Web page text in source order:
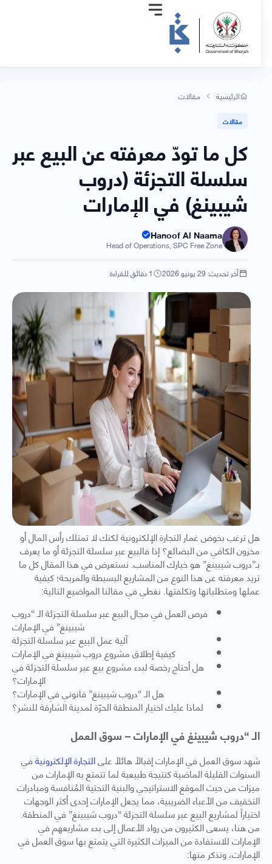
الرئيسية مقالات
مقالات
كل ما تودّ معرفته عن البيع عبر
سلسلة التجزئة (دروب
شيبينغ) في الإمارات
Hanoof Al Naama
Head of Operations, SPC Free Zone
1 دقائق للقراءة آخر تحديث: 29 يونيو 2026
هل ترغب بخوض غمار التجارة الإلكترونية لكنك لا تمتلك رأس المال أو
مخزون الكافي من البضائع؟ إذا فالبيع عبر سلسلة التجزئة أو ما يعرف
بـ”دروب شيبينغ” هو خيارك المناسب. نستعرض في هذا المقال كل ما
تريد معرفته عن هذا النوع من المشاريع البسيطة والمربحة؛ كيفية
عملها ومتطلباتها وتكلفتها. نغطي في مقالنا المواضيع التالية:
فرص العمل في مجال البيع عبر سلسلة التجزئة الـ “دروب
شيبينغ” في الإمارات
آلية عمل البيع عبر سلسلة التجزئة
كيفية إطلاق مشروع دروب شيبينغ في الإمارات
هل أحتاج رخصة لبدء مشروع بيع عبر سلسلة التجزئة في
الإمارات؟
هل الـ “دروب شيبينغ” قانوني في الإمارات؟
لماذا عليك اختيار المنطقة الحرّة لمدينة الشارقة للنشر؟
الـ “دروب شيبينغ في الإمارات – سوق العمل
شهد سوق العمل في الإمارات إقبالاً هائلاً علىالتجارة الإلكترونيةفي
السنوات القليلة الماضية كنتيجة طبيعية لما تتمتع به الإمارات من
ميزات من حيث الموقع الاستراتيجي والبنية التحتية المُنافسة ومبادرات
التخفيف من الأعباء الضريبية، مما يجعل الإمارات إحدى أكثر الوجهات
اختياراً لمشاريع البيع عبر سلسلة التجزئة “دروب شيبينغ” في المنطقة.
من هنا، يسعى الكثيرون من رواد الأعمال إلى بدء مشاريعهم في
الإمارات للاستفادة من الميزات الكثيرة التي يتمتع بها سوق العمل في
الإمارات، ونذكر منها: